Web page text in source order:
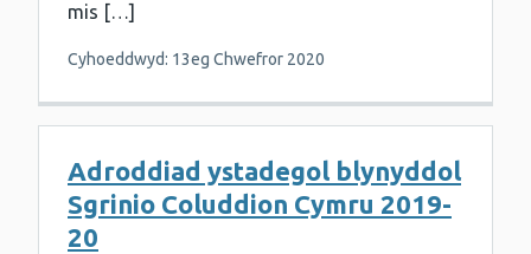
mis […]
Cyhoeddwyd: 13eg Chwefror 2020
Adroddiad ystadegol blynyddol
Sgrinio Coluddion Cymru 2019-
20